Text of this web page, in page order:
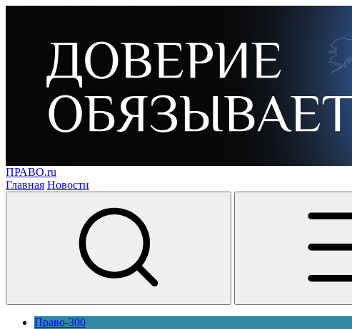
ПРАВО.ru
Главная Новости
Право-300